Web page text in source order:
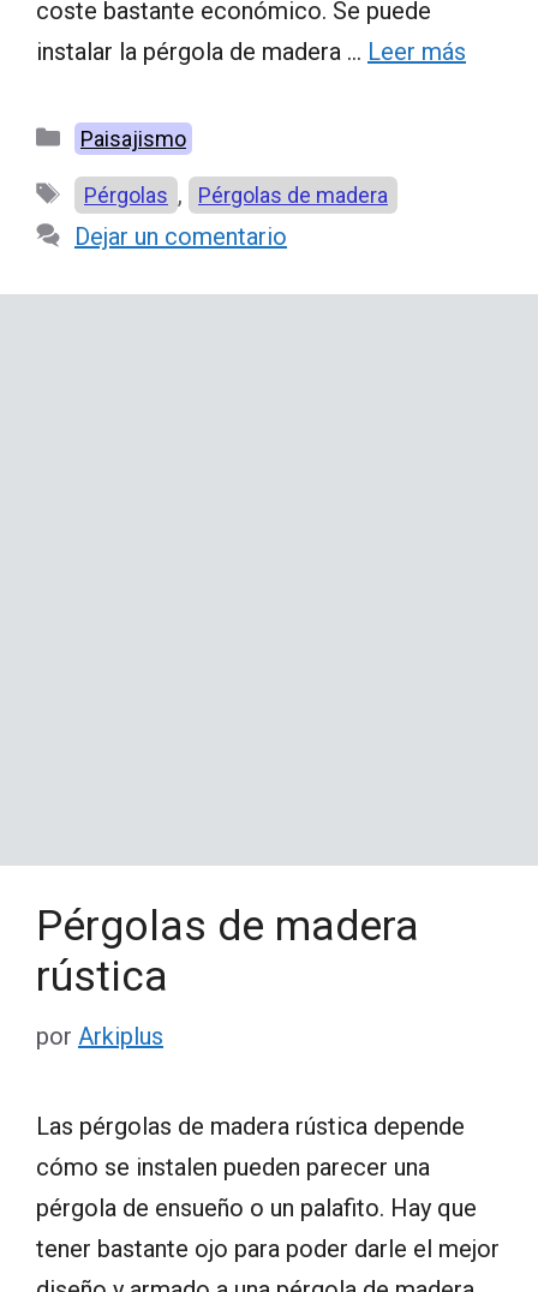
coste bastante económico. Se puede
instalar la pérgola de madera … Leer más
Categorías
Paisajismo
Etiquetas
Pérgolas , Pérgolas de madera
Dejar un comentario
Pérgolas de madera
rústica
por Arkiplus
Las pérgolas de madera rústica depende
cómo se instalen pueden parecer una
pérgola de ensueño o un palafito. Hay que
tener bastante ojo para poder darle el mejor